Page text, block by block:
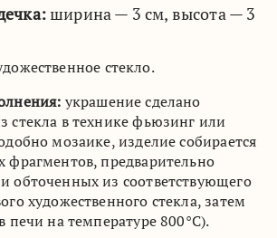
ширина — 3 см, высота — 3
стекло.
украшение сделано
стекла в технике фьюзинг или
мозаике, изделие собирается
фрагментов, предварительно
обточенных из соответствующего
художественного стекла, затем
печи на температуре 800°C).